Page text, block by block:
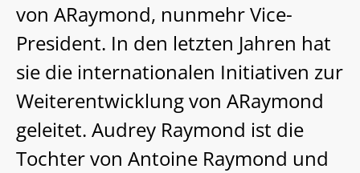
von ARaymond, nunmehr Vice-
President. In den letzten Jahren hat
sie die internationalen Initiativen zur
Weiterentwicklung von ARaymond
geleitet. Audrey Raymond ist die
Tochter von Antoine Raymond und